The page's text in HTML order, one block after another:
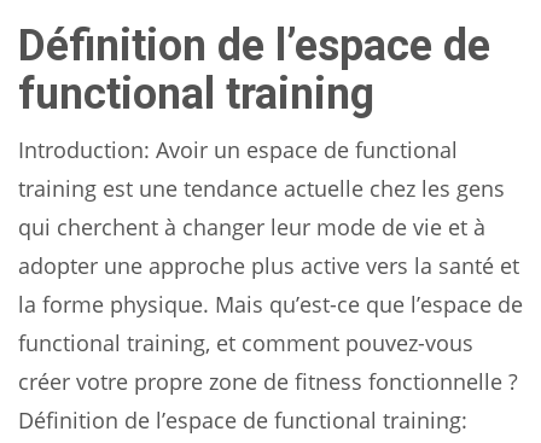
Définition de l’espace de
functional training
Introduction: Avoir un espace de functional
training est une tendance actuelle chez les gens
qui cherchent à changer leur mode de vie et à
adopter une approche plus active vers la santé et
la forme physique. Mais qu’est-ce que l’espace de
functional training, et comment pouvez-vous
créer votre propre zone de fitness fonctionnelle ?
Définition de l’espace de functional training: